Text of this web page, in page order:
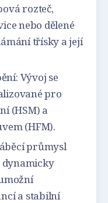
rozteč,
nebo dělené
třísky a její
Vývoj se
pro
(HSM) a
(HFM).
průmysl
dynamicky
a stabilní